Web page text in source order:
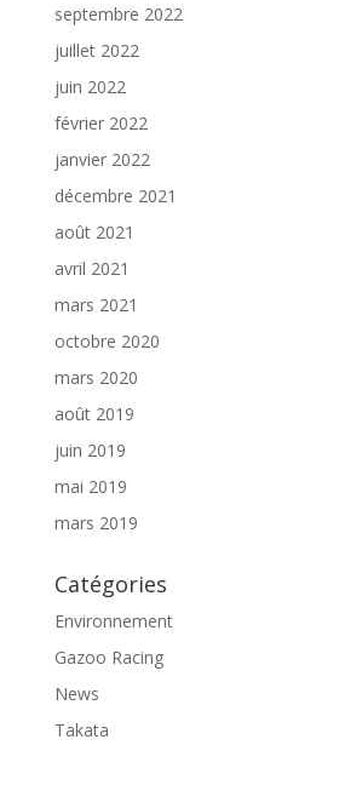
septembre 2022
juillet 2022
juin 2022
février 2022
janvier 2022
décembre 2021
août 2021
avril 2021
mars 2021
octobre 2020
mars 2020
août 2019
juin 2019
mai 2019
mars 2019
Catégories
Environnement
Gazoo Racing
News
Takata